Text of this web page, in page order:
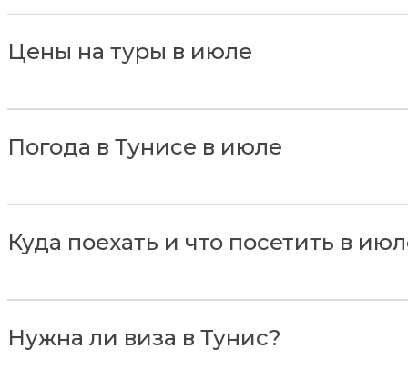
Цены на туры в июле
Погода в Тунисе в июле
Куда поехать и что посетить в
Нужна ли виза в Тунис?